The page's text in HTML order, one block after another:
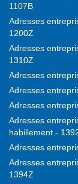
1107B
Adresses
1200Z
Adresses
1310Z
Adresses
Adresses
Adresses
Adresses
habillement -
Adresses
Adresses
1394Z